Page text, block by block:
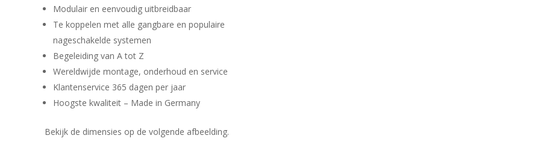
Modulair en eenvoudig uitbreidbaar
Te koppelen met alle gangbare en populaire
nageschakelde systemen
Begeleiding van A tot Z
Wereldwijde montage, onderhoud en service
Klantenservice 365 dagen per jaar
Hoogste kwaliteit – Made in Germany
Bekijk de dimensies op de volgende afbeelding.